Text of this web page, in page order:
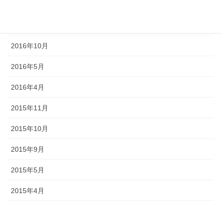
2016年10月
2016年5月
2016年4月
2015年11月
2015年10月
2015年9月
2015年5月
2015年4月